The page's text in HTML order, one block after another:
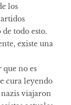
los
todo esto.
existe una
no es
cura leyendo
viajaron